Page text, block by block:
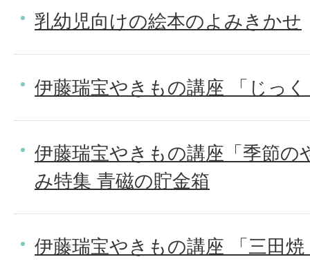
乳幼児向けの絵本のよみきかせ
伊藤瑞宝やきもの講座 「じっ
伊藤瑞宝やきもの講座「季節の
み特集 青磁の貯金箱
伊藤瑞宝やきもの講座 「三田